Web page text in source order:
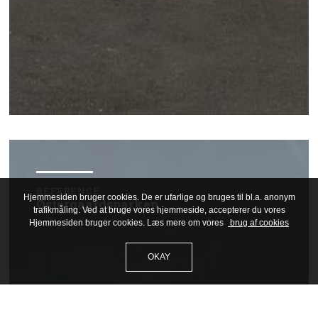
REFERENCE
Østergaardsparken
Hjemmesiden bruger cookies. De er ufarlige og bruges til bl.a. anonym
trafikmåling. Ved at bruge vores hjemmeside, accepterer du vores
Hjemmesiden bruger cookies. Læs mere om vores
brug af cookies
OKAY